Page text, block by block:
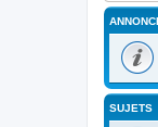
SUJETS